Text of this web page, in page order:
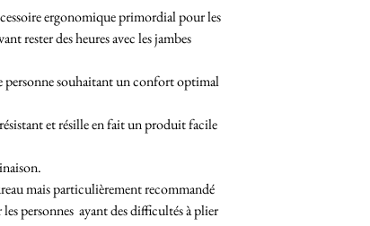
ergonomique primordial pour les
rester des heures avec les jambes
personne souhaitant un confort optimal
et résille en fait un produit facile
mais particulièrement recommandé
personnes ayant des difficultés à plier